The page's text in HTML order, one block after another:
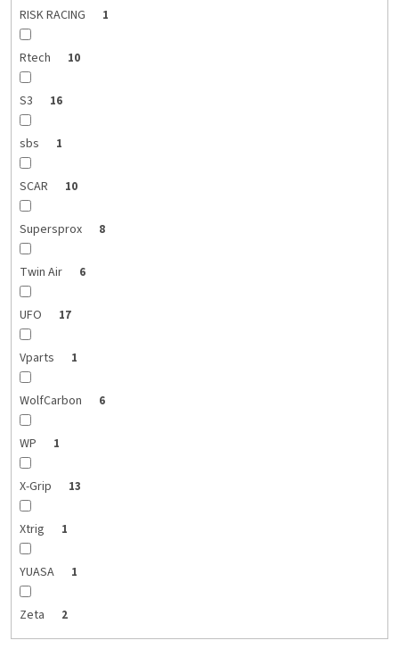
RISK RACING 1
Rtech 10
S3 16
sbs 1
SCAR 10
Supersprox 8
Twin Air 6
UFO 17
Vparts 1
WolfCarbon 6
WP 1
X-Grip 13
Xtrig 1
YUASA 1
Zeta 2